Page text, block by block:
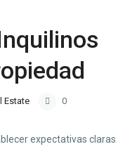
Estate 0
expectativas claras